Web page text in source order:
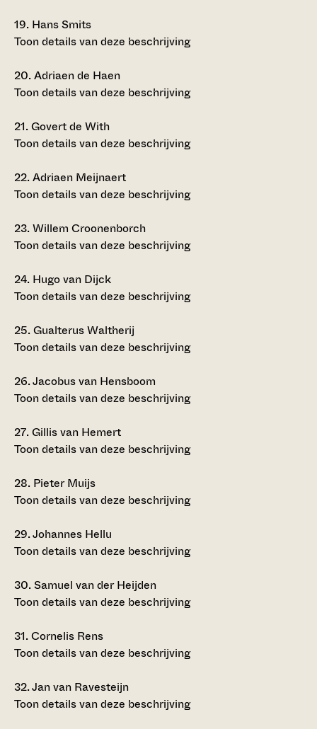
19. Hans Smits
Toon details van deze beschrijving
20.Adriaen de Haen
Toon details van deze beschrijving
21.Govert de With
Toon details van deze beschrijving
22.Adriaen Meijnaert
Toon details van deze beschrijving
23.Willem Croonenborch
Toon details van deze beschrijving
24. Hugo van Dijck
Toon details van deze beschrijving
25.Gualterus Waltherij
Toon details van deze beschrijving
26.Jacobus van Hensboom
Toon details van deze beschrijving
27.Gillis van Hemert
Toon details van deze beschrijving
28. Pieter Muijs
Toon details van deze beschrijving
29.Johannes Hellu
Toon details van deze beschrijving
30.Samuel van der Heijden
Toon details van deze beschrijving
31.Cornelis Rens
Toon details van deze beschrijving
32.Jan van Ravesteijn
Toon details van deze beschrijving